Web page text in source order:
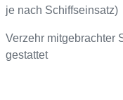
je nach Schiffseinsatz)
Verzehr mitgebrachter
gestattet